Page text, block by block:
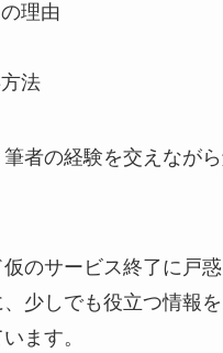
理由
法
筆者の経験を交えなが
のサービス終了に戸
少しでも役立つ情報
ます。